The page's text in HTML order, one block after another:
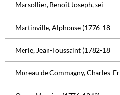
Marsollier, Benoît Joseph, sei
Martinville, Alphonse (1776-18
Merle, Jean-Toussaint (1782-18
Moreau de Commagny, Charles-Fr